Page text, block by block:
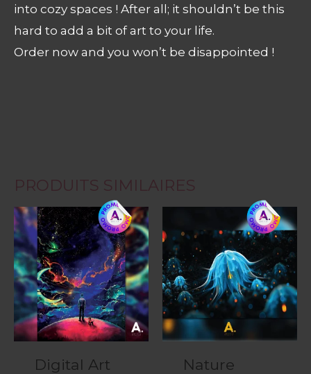
into cozy spaces ! After all; it shouldn’t be this
hard to add a bit of art to your life.
Order now and you won’t be disappointed !
PRODUITS SIMILAIRES
Digital Art Nature